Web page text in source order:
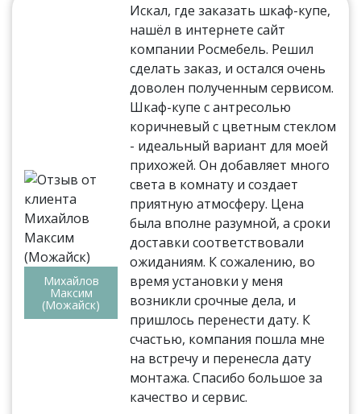
Михайлов
Максим
(Можайск)
Искал, где заказать шкаф-купе,
нашёл в интернете сайт
компании Росмебель. Решил
сделать заказ, и остался очень
доволен полученным сервисом.
Шкаф-купе с антресолью
коричневый с цветным стеклом
- идеальный вариант для моей
прихожей. Он добавляет много
света в комнату и создает
приятную атмосферу. Цена
была вполне разумной, а сроки
доставки соответствовали
ожиданиям. К сожалению, во
время установки у меня
возникли срочные дела, и
пришлось перенести дату. К
счастью, компания пошла мне
на встречу и перенесла дату
монтажа. Спасибо большое за
качество и сервис.